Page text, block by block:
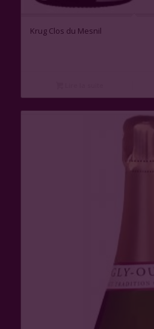
Krug Clos du Mesnil